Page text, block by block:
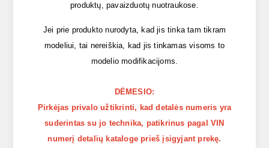
produktų, pavaizduotų nuotraukose.
Jei prie produkto nurodyta, kad jis tinka tam tikram
modeliui, tai nereiškia, kad jis tinkamas visoms to
modelio modifikacijoms.
DĖMESIO:
Pirkėjas privalo užtikrinti, kad detalės numeris yra
suderintas su jo technika, patikrinus pagal VIN
numerį detalių kataloge prieš įsigyjant prekę.